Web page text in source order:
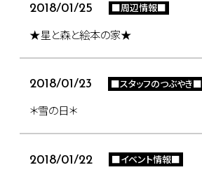
2018/01/25 ■周辺情報■
★星と森と絵本の家★
2018/01/23 ■スタッフのつぶやき■
＊雪の日＊
2018/01/22 ■イベント情報■